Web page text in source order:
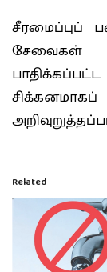
சீரமைப்புப்
Related